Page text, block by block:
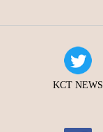
KCT NEWS